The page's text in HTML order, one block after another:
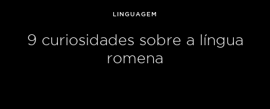
LINGUAGEM
9 curiosidades sobre a língua
romena